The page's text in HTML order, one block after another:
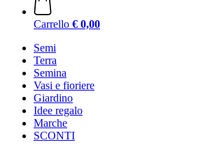
Carrello € 0,00
Semi
Terra
Semina
Vasi e fioriere
Giardino
Idee regalo
Marche
SCONTI